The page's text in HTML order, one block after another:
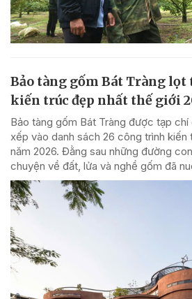
Bảo tàng gốm Bát Tràng
kiến trúc đẹp nhất thế giới
Bảo tàng gốm Bát Tràng được tạp
xếp vào danh sách 26 công trình
năm 2026. Đằng sau những đường
chuyện về đất, lửa và nghề gốm đã